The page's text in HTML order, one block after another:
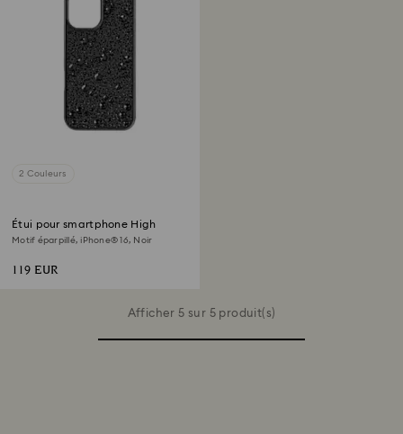
2 Couleurs
Étui pour smartphone High
Motif éparpillé, iPhone® 16, Noir
119 EUR
Afficher 5 sur 5 produit(s)